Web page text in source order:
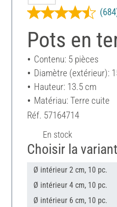
Pots en
Contenu: 5 pièces
Diamètre (extérieur):
Hauteur: 13.5 cm
Matériau: Terre cuite
Réf. 57164714
En stock
Choisir la
Ø intérieur 2 cm, 10 pc.
Ø intérieur 4 cm, 10 pc.
Ø intérieur 6 cm, 10 pc.